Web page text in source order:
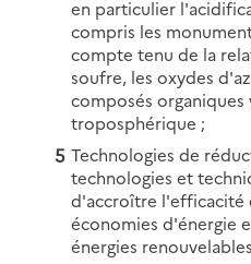
en particulier
compris les
compte tenu de la
soufre, les oxydes
composés
troposphérique ;
Technologies de
technologies et
d'accroître l'efficacité
économies d'énergie
énergies